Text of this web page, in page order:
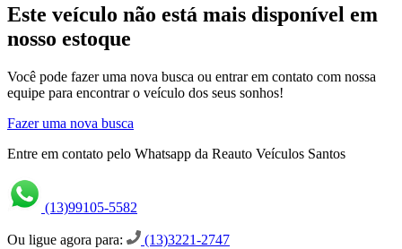
Este veículo não está mais disponível em
nosso estoque
Você pode fazer uma nova busca ou entrar em contato com nossa
equipe para encontrar o veículo dos seus sonhos!
Fazer uma nova busca
Entre em contato pelo Whatsapp da Reauto Veículos Santos
(13)99105-5582
Ou ligue agora para: (13)3221-2747